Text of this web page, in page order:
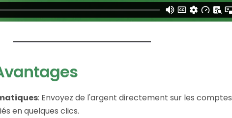
: Envoyez de l'argent directement sur les comptes
en quelques clics.